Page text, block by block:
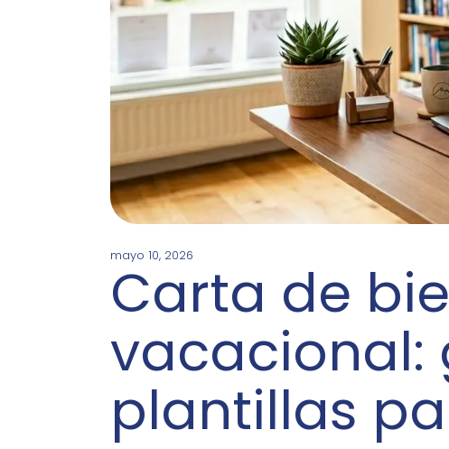
mayo 10, 2026
Carta de
vacacional:
plantillas